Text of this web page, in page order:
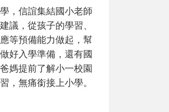
師
、
幫
國
園
。
歷程。